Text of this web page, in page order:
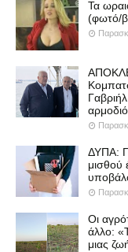
Τα
(φωτό/
ΔΥΠΑ:
Οι
άλλο:
μιας